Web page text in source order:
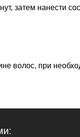
затем нанести
волос, при